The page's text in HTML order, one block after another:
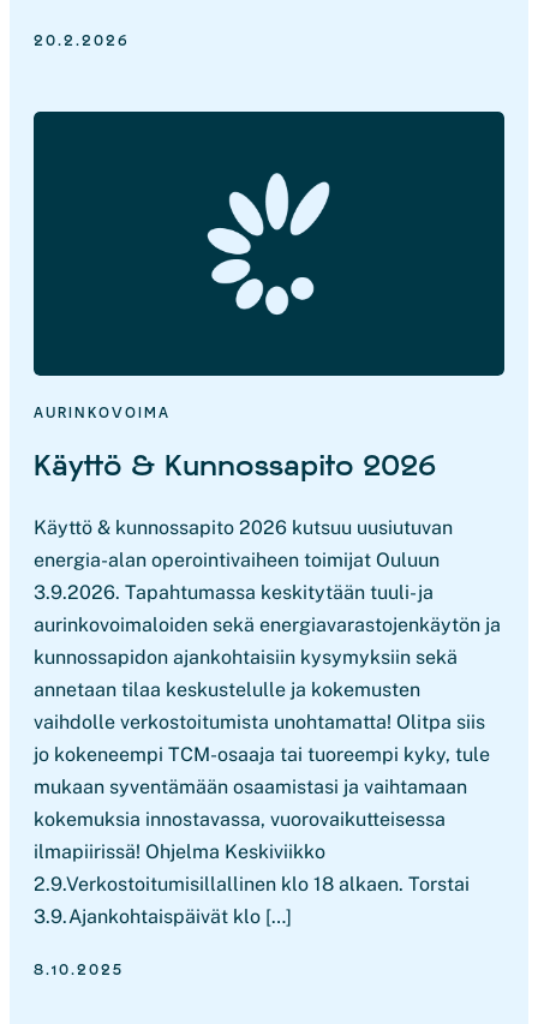
20.2.2026
AURINKOVOIMA
Käyttö & Kunnossapito 2026
Käyttö & kunnossapito 2026 kutsuu uusiutuvan
energia-alan operointivaiheen toimijat Ouluun
3.9.2026. Tapahtumassa keskitytään tuuli- ja
aurinkovoimaloiden sekä energiavarastojenkäytön ja
kunnossapidon ajankohtaisiin kysymyksiin sekä
annetaan tilaa keskustelulle ja kokemusten
vaihdolle verkostoitumista unohtamatta! Olitpa siis
jo kokeneempi TCM-osaaja tai tuoreempi kyky, tule
mukaan syventämään osaamistasi ja vaihtamaan
kokemuksia innostavassa, vuorovaikutteisessa
ilmapiirissä! Ohjelma Keskiviikko
2.9.Verkostoitumisillallinen klo 18 alkaen. Torstai
3.9.Ajankohtaispäivät klo […]
8.10.2025